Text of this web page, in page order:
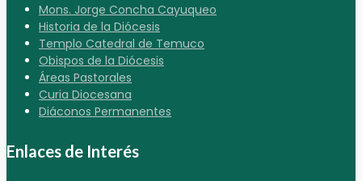
Mons. Jorge Concha Cayuqueo
Historia de la Diócesis
Templo Catedral de Temuco
Obispos de la Diócesis
Áreas Pastorales
Curia Diocesana
Diáconos Permanentes
Enlaces de Interés